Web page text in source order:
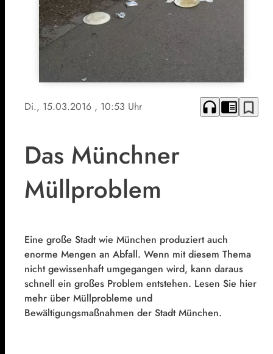
Di., 15.03.2016 , 10:53 Uhr headphones chrome_reader_mode bookmark_border
Das Münchner
Müllproblem
Eine große Stadt wie München produziert auch
enorme Mengen an Abfall. Wenn mit diesem Thema
nicht gewissenhaft umgegangen wird, kann daraus
schnell ein großes Problem entstehen. Lesen Sie hier
mehr über Müllprobleme und
Bewältigungsmaßnahmen der Stadt München.